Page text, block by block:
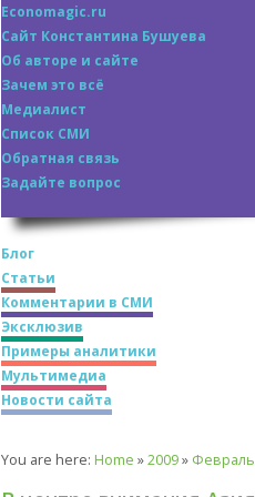
Economagic.ru
Сайт Константина Бушуева
Об авторе и сайте
Зачем это всё
Медиалист
Список СМИ
Обратная связь
Задайте вопрос
Блог
Статьи
Комментарии в СМИ
Эксклюзив
Примеры аналитики
Мультимедиа
Новости сайта
You are here: Home »2009» Февраль